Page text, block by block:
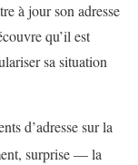
à jour son adresse
qu’il est
sa situation
d’adresse sur la
surprise — la